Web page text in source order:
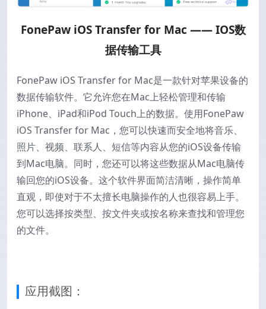
FonePaw iOS Transfer for Mac —— IOS数
据传输工具
FonePaw iOS Transfer for Mac是一款针对苹果设备的
数据传输软件。它允许您在Mac上轻松管理和传输
iPhone、iPad和iPod Touch上的数据。使用FonePaw
iOS Transfer for Mac，您可以快速而安全地将音乐、
照片、视频、联系人、短信等内容从您的iOS设备传输
到Mac电脑。同时，您还可以将这些数据从Mac电脑传
输回您的iOS设备。这个软件界面简洁清晰，操作简单
直观，即使对于不太擅长电脑操作的人也很容易上手。
您可以选择按类型、按文件夹或按名称来查找和管理您
的文件。
应用截图：